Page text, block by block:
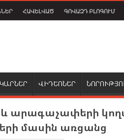
ՀԱՎԵԼՎԱԾ ԳՈՎԱԶԴ ԲԼՈԳՈՒՄ
ՎԻԴԵՈՆԵՐ
արագաչափերի
մասին առցանց